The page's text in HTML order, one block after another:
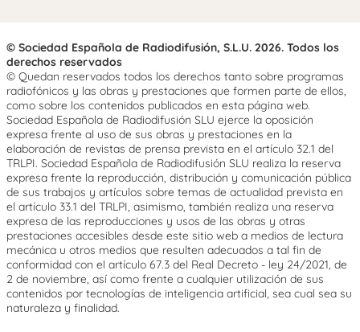
© Sociedad Española de Radiodifusión, S.L.U. 2026. Todos los
derechos reservados
© Quedan reservados todos los derechos tanto sobre programas
radiofónicos y las obras y prestaciones que formen parte de ellos,
como sobre los contenidos publicados en esta página web.
Sociedad Española de Radiodifusión SLU ejerce la oposición
expresa frente al uso de sus obras y prestaciones en la
elaboración de revistas de prensa prevista en el artículo 32.1 del
TRLPI. Sociedad Española de Radiodifusión SLU realiza la reserva
expresa frente la reproducción, distribución y comunicación pública
de sus trabajos y artículos sobre temas de actualidad prevista en
el artículo 33.1 del TRLPI, asimismo, también realiza una reserva
expresa de las reproducciones y usos de las obras y otras
prestaciones accesibles desde este sitio web a medios de lectura
mecánica u otros medios que resulten adecuados a tal fin de
conformidad con el artículo 67.3 del Real Decreto - ley 24/2021, de
2 de noviembre, así como frente a cualquier utilización de sus
contenidos por tecnologías de inteligencia artificial, sea cual sea su
naturaleza y finalidad.